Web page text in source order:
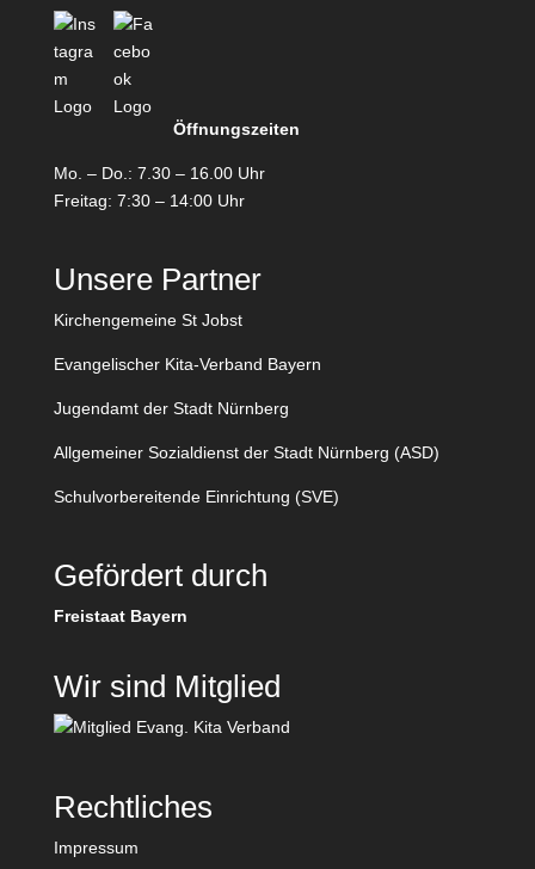
Öffnungszeiten
Mo. – Do.: 7.30 – 16.00 Uhr
Freitag: 7:30 – 14:00 Uhr
Unsere Partner
Kirchengemeine St Jobst
Evangelischer Kita-Verband Bayern
Jugendamt der Stadt Nürnberg
Allgemeiner Sozialdienst der Stadt Nürnberg (ASD)
Schulvorbereitende Einrichtung (SVE)
Gefördert durch
Freistaat Bayern
Wir sind Mitglied
Rechtliches
Impressum